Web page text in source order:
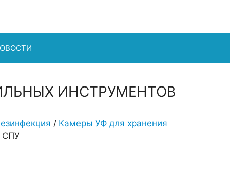
ИНСТРУМЕНТОВ
/ Камеры УФ для хранения
СПУ